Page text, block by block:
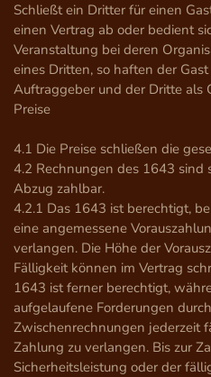
Schließt ein Dritter für einen
einen Vertrag ab oder bedient
Veranstaltung bei deren
eines Dritten, so haften der
Auftraggeber und der Dritte als
Preise
4.1 Die Preise schließen die
4.2 Rechnungen des 1643 sind
Abzug zahlbar.
4.2.1 Das 1643 ist berechtigt,
eine angemessene
verlangen. Die Höhe der
Fälligkeit können im Vertrag
1643 ist ferner berechtigt,
aufgelaufene Forderungen
Zwischenrechnungen jederzeit
Zahlung zu verlangen. Bis zur
Sicherheitsleistung oder der